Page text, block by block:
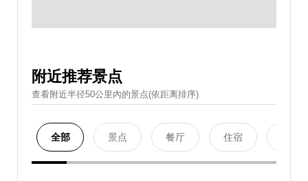
附近推荐景点
查看附近半径50公里內的景点(依距离排序)
全部 景点 餐厅 住宿